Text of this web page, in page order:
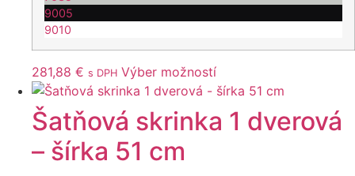
9005
9010
281,88 € s DPH Výber možnostíTento
produkt
má
viacero
Šatňová skrinka 1 dverová
– šírka 51 cm